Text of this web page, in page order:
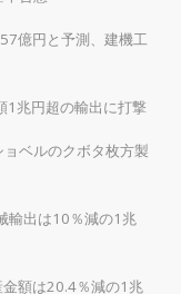
億円と予測、建機工
1兆円超の輸出に打撃
ョベルのクボタ枚方製
輸出は10％減の1兆
額は20.4％減の1兆